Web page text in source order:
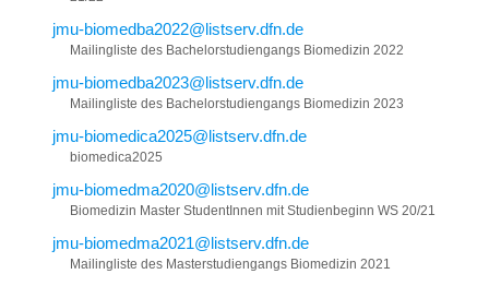
jmu-biomedba2022@listserv.dfn.de
Mailingliste des Bachelorstudiengangs Biomedizin 2022
jmu-biomedba2023@listserv.dfn.de
Mailingliste des Bachelorstudiengangs Biomedizin 2023
jmu-biomedica2025@listserv.dfn.de
biomedica2025
jmu-biomedma2020@listserv.dfn.de
Biomedizin Master StudentInnen mit Studienbeginn WS 20/21
jmu-biomedma2021@listserv.dfn.de
Mailingliste des Masterstudiengangs Biomedizin 2021